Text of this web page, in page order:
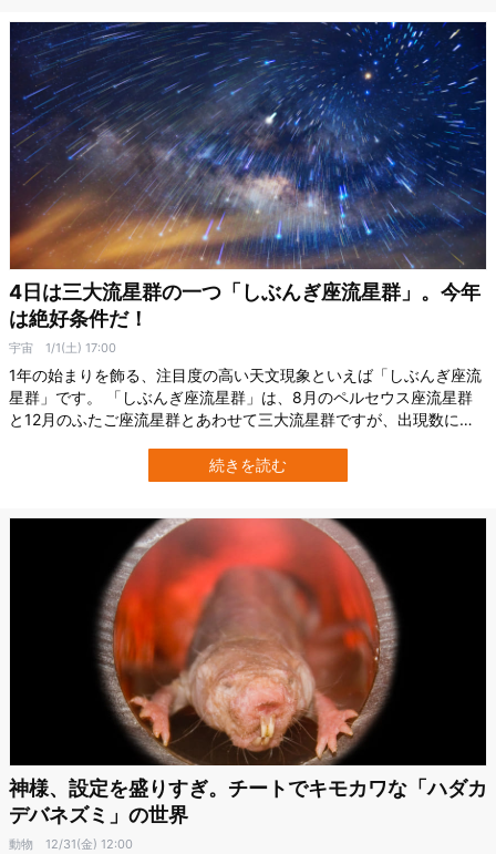
4日は三大流星群の一つ「しぶんぎ座流星群」。今年
は絶好条件だ！
宇宙 1/1(土) 17:00
1年の始まりを飾る、注目度の高い天文現象といえば「しぶんぎ座流
星群」です。 「しぶんぎ座流星群」は、8月のペルセウス座流星群
と12月のふたご座流星群とあわせて三大流星群ですが、出現数にム
件が久しぶりに最高なんです。そこでこの記事では、「しぶんぎ座
流星群」を観測するのに知っておきたい情報を解説します。 「しぶ
続きを読む
神様、設定を盛りすぎ。チートでキモカワな「ハダカ
デバネズミ」の世界
動物 12/31(金) 12:00